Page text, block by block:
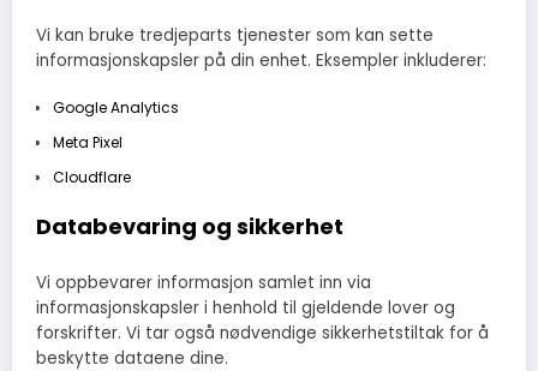
Vi kan bruke tredjeparts tjenester som kan sette
informasjonskapsler på din enhet. Eksempler inkluderer:
Google Analytics
Meta Pixel
Cloudflare
Databevaring og sikkerhet
Vi oppbevarer informasjon samlet inn via
informasjonskapsler i henhold til gjeldende lover og
forskrifter. Vi tar også nødvendige sikkerhetstiltak for å
beskytte dataene dine.